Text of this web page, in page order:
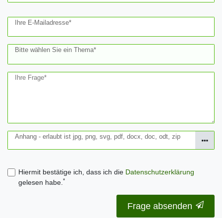
Ihre E-Mailadresse*
Bitte wählen Sie ein Thema*
Ihre Frage*
Anhang - erlaubt ist jpg, png, svg, pdf, docx, doc, odt, zip
Hiermit bestätige ich, dass ich die Daten­schutz­erklärung
gelesen habe. *
Frage absenden